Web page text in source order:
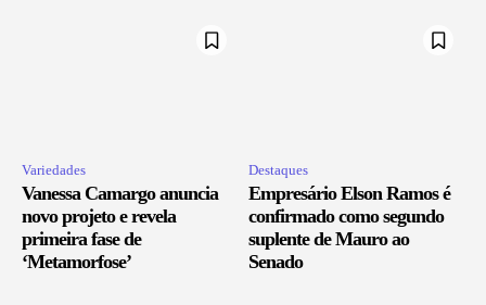
Variedades
Vanessa Camargo anuncia
novo projeto e revela
primeira fase de
‘Metamorfose’
Destaques
Empresário Elson Ramos é
confirmado como segundo
suplente de Mauro ao
Senado